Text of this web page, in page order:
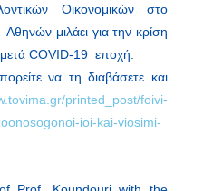
Οικονομικών στο
μιλάει για την κρίση
COVID-19 εποχή.
να τη διαβάσετε και
printed_post/foivi-
ioi-kai-viosimi-